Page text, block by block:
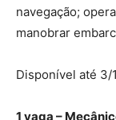
navegação;
manobrar
Disponível até 3/
1 vaga –